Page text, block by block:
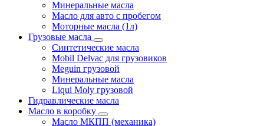
Минеральные масла
Масло для авто с пробегом
Моторные масла (1л)
Грузовые масла
Синтетические масла
Mobil Delvac для грузовиков
Meguin грузовой
Минеральные масла
Liqui Moly грузовой
Гидравлические масла
Масло в коробку
Масло МКПП (механика)